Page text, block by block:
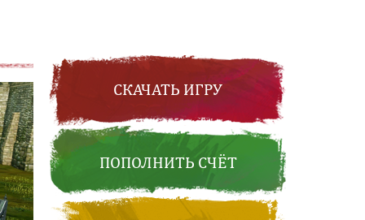
СКАЧАТЬ ИГРУ
ПОПОЛНИТЬ СЧЁТ